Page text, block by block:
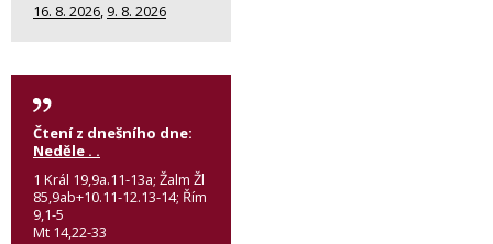
16. 8. 2026, 9. 8. 2026
Čtení z dnešního dne:
Neděle . .
1 Král 19,9a.11-13a; Žalm Žl
85,9ab+10.11-12.13-14; Řím
9,1-5
Mt 14,22-33